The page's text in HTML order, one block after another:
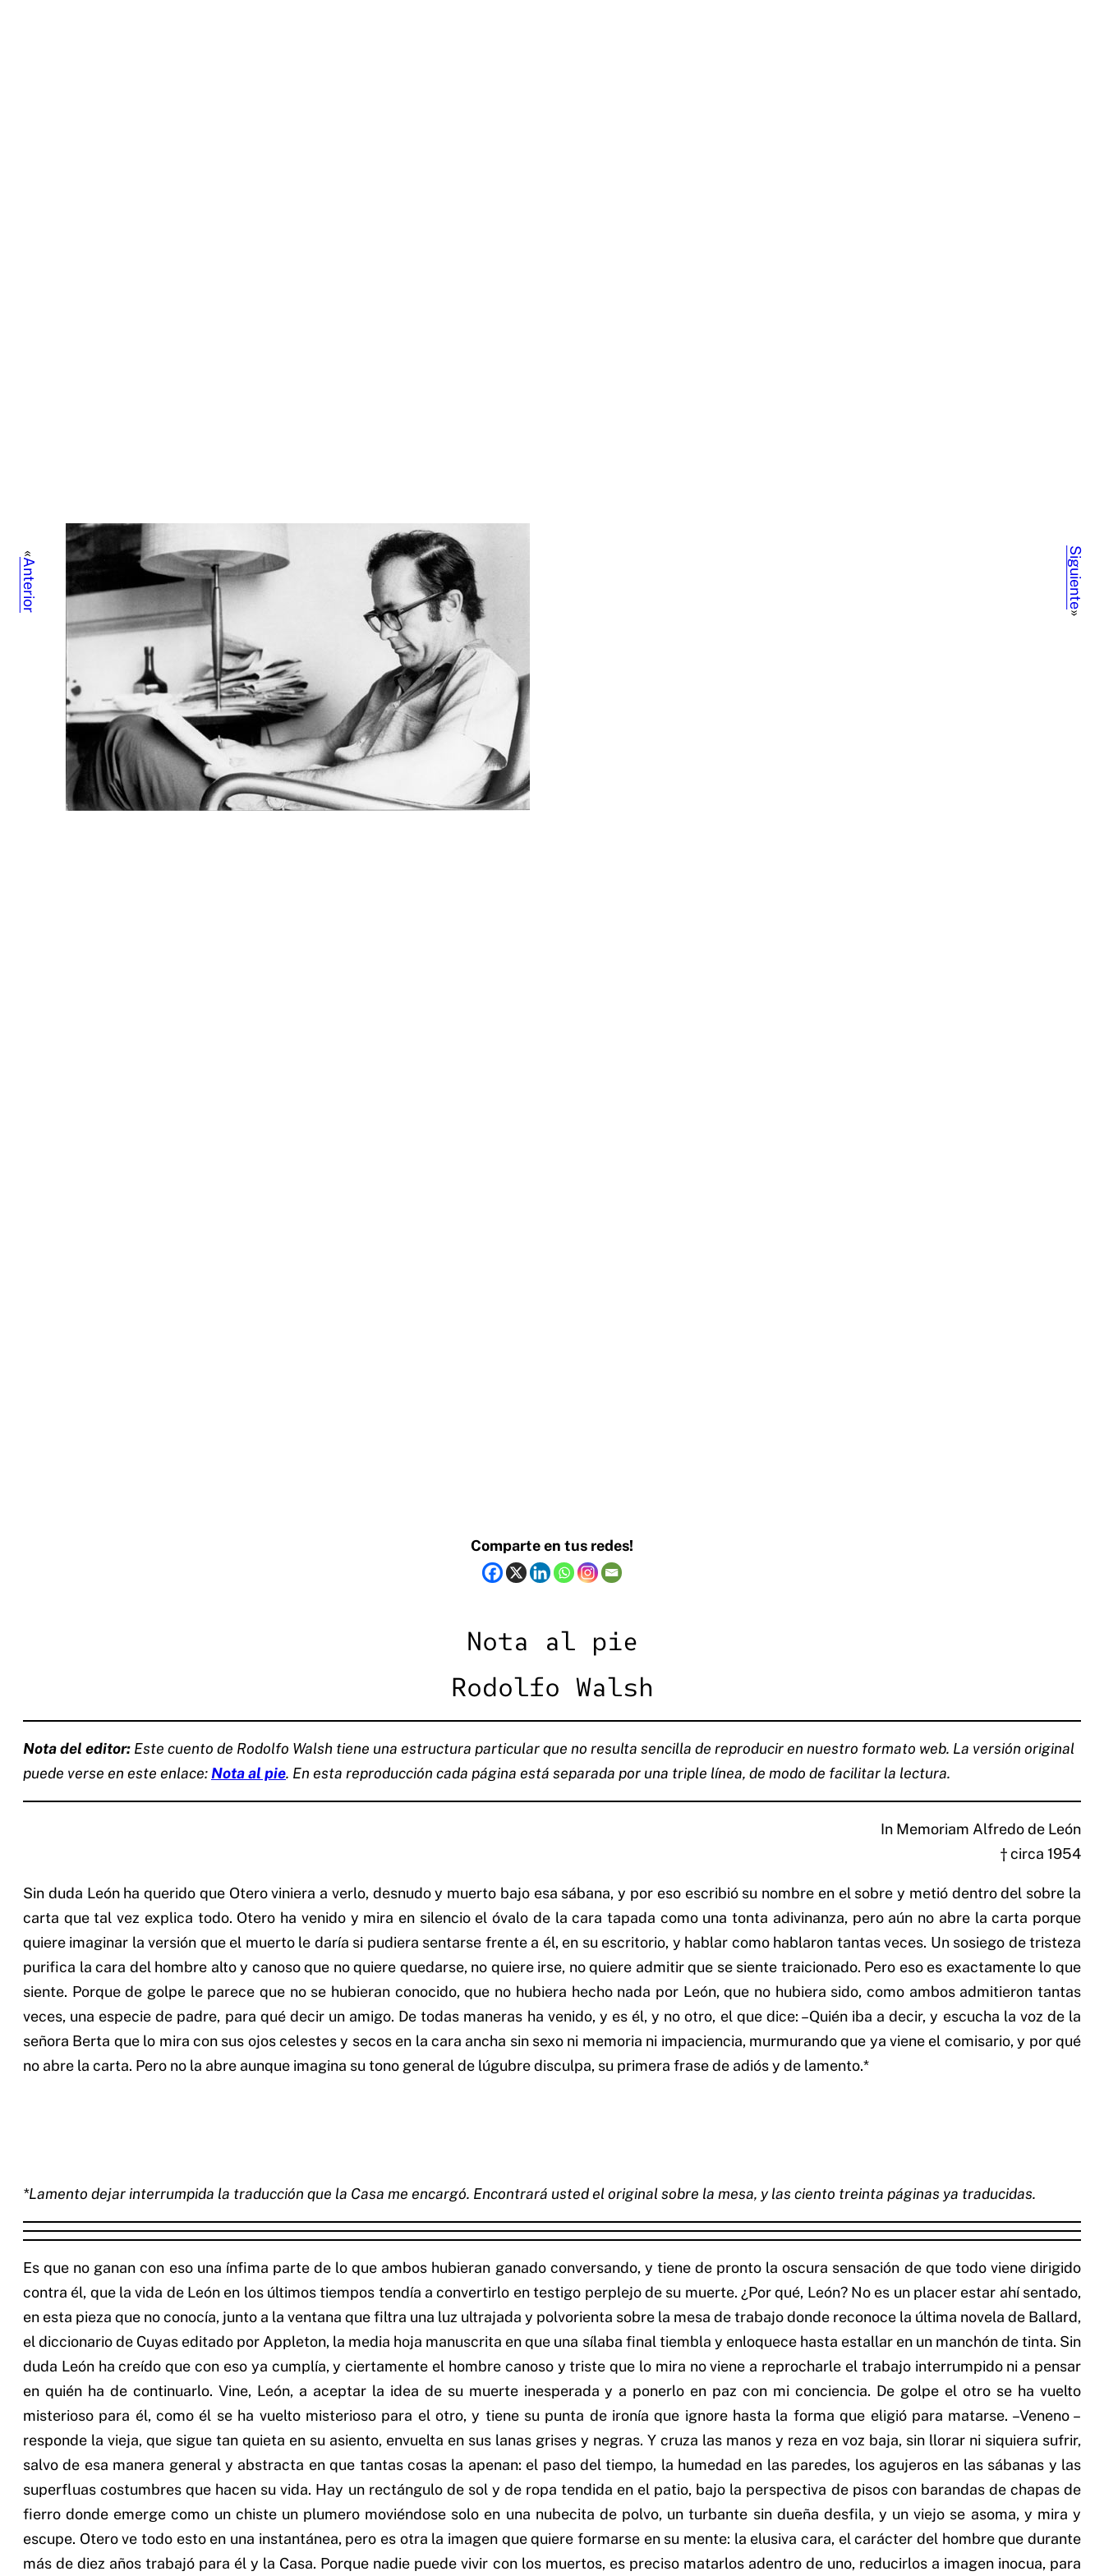
«
Anterior Siguiente
»
Comparte en tus redes!
Nota al pie
Rodolfo Walsh
Nota del editor: Este cuento de Rodolfo Walsh tiene una estructura particular que no resulta sencilla de reproducir en nuestro formato web. La versión original
puede verse en este enlace: Nota al pie. En esta reproducción cada página está separada por una triple línea, de modo de facilitar la lectura.
In Memoriam Alfredo de León
† circa 1954
Sin duda León ha querido que Otero viniera a verlo, desnudo y muerto bajo esa sábana, y por eso escribió su nombre en el sobre y metió dentro del sobre la
carta que tal vez explica todo. Otero ha venido y mira en silencio el óvalo de la cara tapada como una tonta adivinanza, pero aún no abre la carta porque
quiere imaginar la versión que el muerto le daría si pudiera sentarse frente a él, en su escritorio, y hablar como hablaron tantas veces. Un sosiego de tristeza
purifica la cara del hombre alto y canoso que no quiere quedarse, no quiere irse, no quiere admitir que se siente traicionado. Pero eso es exactamente lo que
siente. Porque de golpe le parece que no se hubieran conocido, que no hubiera hecho nada por León, que no hubiera sido, como ambos admitieron tantas
veces, una especie de padre, para qué decir un amigo. De todas maneras ha venido, y es él, y no otro, el que dice: –Quién iba a decir, y escucha la voz de la
señora Berta que lo mira con sus ojos celestes y secos en la cara ancha sin sexo ni memoria ni impaciencia, murmurando que ya viene el comisario, y por qué
no abre la carta. Pero no la abre aunque imagina su tono general de lúgubre disculpa, su primera frase de adiós y de lamento.*
*Lamento dejar interrumpida la traducción que la Casa me encargó. Encontrará usted el original sobre la mesa, y las ciento treinta páginas ya traducidas.
Es que no ganan con eso una ínfima parte de lo que ambos hubieran ganado conversando, y tiene de pronto la oscura sensación de que todo viene dirigido
contra él, que la vida de León en los últimos tiempos tendía a convertirlo en testigo perplejo de su muerte. ¿Por qué, León? No es un placer estar ahí sentado,
en esta pieza que no conocía, junto a la ventana que filtra una luz ultrajada y polvorienta sobre la mesa de trabajo donde reconoce la última novela de Ballard,
el diccionario de Cuyas editado por Appleton, la media hoja manuscrita en que una sílaba final tiembla y enloquece hasta estallar en un manchón de tinta. Sin
duda León ha creído que con eso ya cumplía, y ciertamente el hombre canoso y triste que lo mira no viene a reprocharle el trabajo interrumpido ni a pensar
en quién ha de continuarlo. Vine, León, a aceptar la idea de su muerte inesperada y a ponerlo en paz con mi conciencia. De golpe el otro se ha vuelto
misterioso para él, como él se ha vuelto misterioso para el otro, y tiene su punta de ironía que ignore hasta la forma que eligió para matarse. –Veneno –
responde la vieja, que sigue tan quieta en su asiento, envuelta en sus lanas grises y negras. Y cruza las manos y reza en voz baja, sin llorar ni siquiera sufrir,
salvo de esa manera general y abstracta en que tantas cosas la apenan: el paso del tiempo, la humedad en las paredes, los agujeros en las sábanas y las
superfluas costumbres que hacen su vida. Hay un rectángulo de sol y de ropa tendida en el patio, bajo la perspectiva de pisos con barandas de chapas de
fierro donde emerge como un chiste un plumero moviéndose solo en una nubecita de polvo, un turbante sin dueña desfila, y un viejo se asoma, y mira y
escupe. Otero ve todo esto en una instantánea, pero es otra la imagen que quiere formarse en su mente: la elusiva cara, el carácter del hombre que durante
más de diez años trabajó para él y la Casa. Porque nadie puede vivir con los muertos, es preciso matarlos adentro de uno, reducirlos a imagen inocua, para